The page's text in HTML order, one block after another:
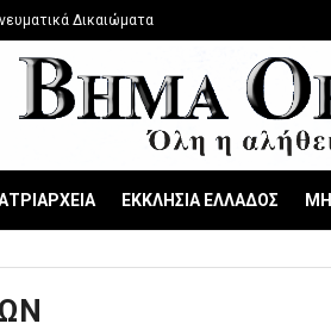
Δικαιώματα
ΕΚΚΛΗΣΙΑ ΕΛΛΑΔΟΣ